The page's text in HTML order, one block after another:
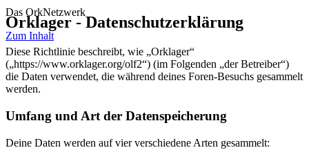
Das OrkNetzwerk
Zum Inhalt
Orklager - Datenschutzerklärung
Diese Richtlinie beschreibt, wie „Orklager“
(„https://www.orklager.org/olf2“) (im Folgenden „der Betreiber“)
die Daten verwendet, die während deines Foren-Besuchs gesammelt
werden.
Umfang und Art der Datenspeicherung
Deine Daten werden auf vier verschiedene Arten gesammelt: